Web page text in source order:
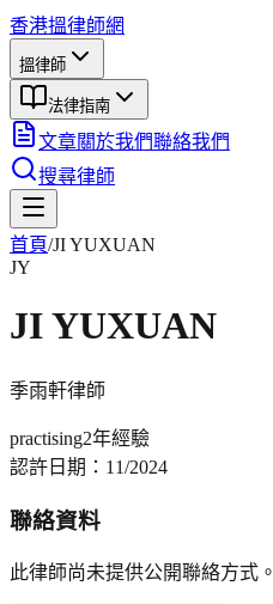
香港搵律師網
搵律師
法律指南
文章關於我們聯絡我們
搜尋律師
首頁/JI YUXUAN
JY
JI YUXUAN
季雨軒律師
practising2年經驗
認許日期： 11/2024
聯絡資料
此律師尚未提供公開聯絡方式。